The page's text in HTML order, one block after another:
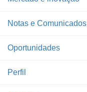
Notas e Comunicados
Oportunidades
Perfil